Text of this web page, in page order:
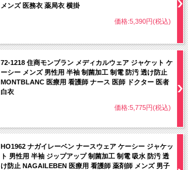
メンズ 医務衣 薬局衣 横掛
価格:5,390円(税込)
72-1218 住商モンブラン メディカルウェア ジャケット ケ
ーシー メンズ 男性用 半袖 制菌加工 制電 防汚 透け防止
MONTBLANC 医療用 看護師 ナース 医師 ドクター 医者
白衣
価格:5,775円(税込)
HO1962 ナガイレーベン ナースウェア ケーシー ジャケッ
ト 男性用 半袖 ジップアップ 制菌加工 制電 吸水 防汚 透
け防止 NAGAILEBEN 医療用 看護師 薬剤師 メンズ 男子